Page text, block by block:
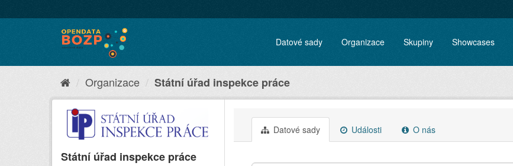
Datové sady Organizace Skupiny Showcases
Organizace Státní úřad inspekce práce
Státní úřad inspekce práce
Datové sady Události O nás